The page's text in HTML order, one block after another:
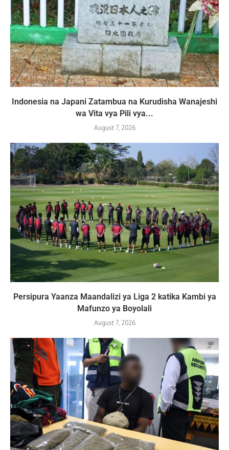
Indonesia na Japani Zatambua na Kurudisha Wanajeshi
wa Vita vya Pili vya...
August 7, 2026
Persipura Yaanza Maandalizi ya Liga 2 katika Kambi ya
Mafunzo ya Boyolali
August 7, 2026